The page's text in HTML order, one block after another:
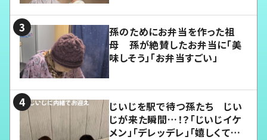
孫のためにお弁当を作った祖
母 孫が絶賛したお弁当に「美
味しそう」「お弁当すごい」
じいじを駅で待つ孫たち じい
じが来た瞬間…！？「じいじイケ
メン」「デレッデレ」「嬉しくて可